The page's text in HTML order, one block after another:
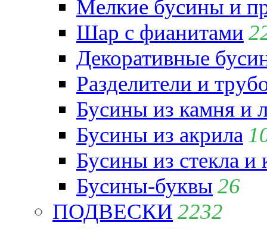
Мелкие бусины и
Шар с фианитами
Декоративные
Разделители и
Бусины из камня и
Бусины из акрила
Бусины из стекла и
Бусины-буквы 26
ПОДВЕСКИ 2232